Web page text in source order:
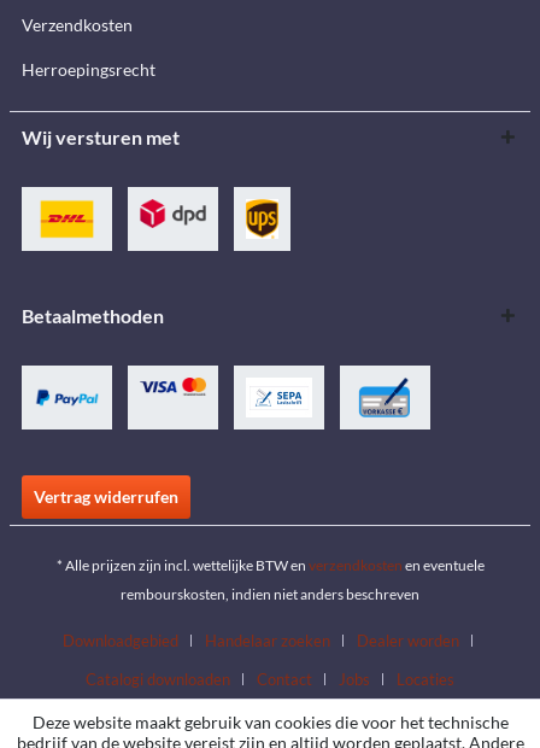
Verzendkosten
Herroepingsrecht
Wij versturen met
Betaalmethoden
Vertrag widerrufen
* Alle prijzen zijn incl. wettelijke BTW en verzendkosten en eventuele
rembourskosten, indien niet anders beschreven
Downloadgebied Handelaar zoeken
Dealer worden
Catalogi downloaden
Contact Jobs Locaties
Deze website maakt gebruik van cookies die voor het technische
bedrijf van de website vereist zijn en altijd worden geplaatst. Andere